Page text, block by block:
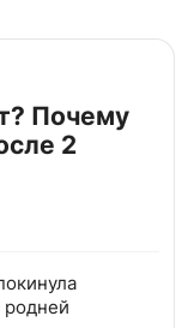
Почему
2
родней